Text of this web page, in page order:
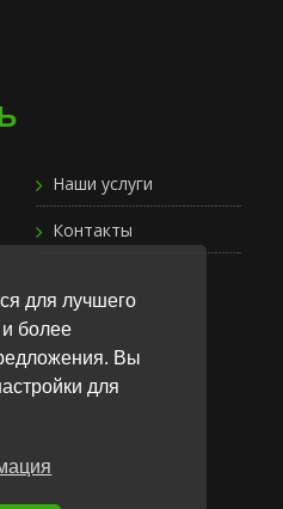
для лучшего
и более
Вы
для
Наши услуги
Контакты